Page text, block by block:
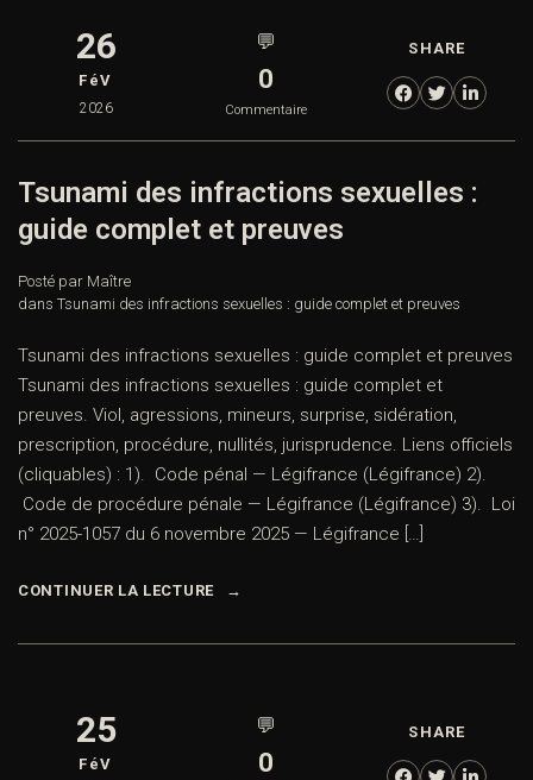
26
FéV
2026
💬
0
Commentaire
SHARE
Tsunami des infractions sexuelles :
guide complet et preuves
Posté par Maître
dans Tsunami des infractions sexuelles : guide complet et preuves
Tsunami des infractions sexuelles : guide complet et preuves
Tsunami des infractions sexuelles : guide complet et
preuves. Viol, agressions, mineurs, surprise, sidération,
prescription, procédure, nullités, jurisprudence. Liens officiels
(cliquables) : 1). Code pénal — Légifrance (Légifrance) 2).
Code de procédure pénale — Légifrance (Légifrance) 3). Loi
n° 2025-1057 du 6 novembre 2025 — Légifrance […]
CONTINUER LA LECTURE
25
FéV
💬
0
SHARE